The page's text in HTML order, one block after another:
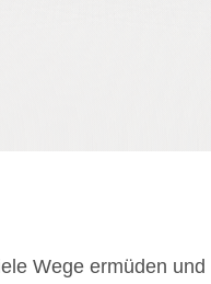
Wege ermüden